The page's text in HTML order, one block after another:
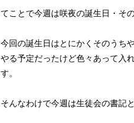
てことで今週は咲夜の誕生日・その
今回の誕生日はとにかくそのうち
やる予定だったけど色々あって入
す。
そんなわけで今週は生徒会の書記